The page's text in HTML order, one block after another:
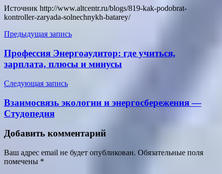
Источник http://www.altcentr.ru/blogs/819-kak-podobrat-
kontroller-zaryada-solnechnykh-batarey/
Навигация
по
записям
Предыдущая запись
Профессия Энергоаудитор: где учиться,
зарплата, плюсы и минусы
Следующая запись
Взаимосвязь экологии и энергосбережения —
Студопедия
Добавить комментарий
Ваш адрес email не будет опубликован. Обязательные поля
помечены *